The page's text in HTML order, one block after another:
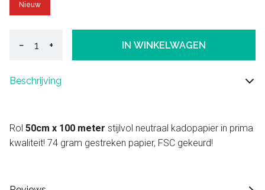
Nieuw
− + IN WINKELWAGEN
Beschrijving
Rol 50cm x 100 meter stijlvol neutraal kadopapier in prima
kwaliteit! 74 gram gestreken papier, FSC gekeurd!